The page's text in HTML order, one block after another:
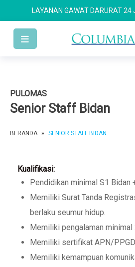
LAYANAN GAWAT DARURAT 24
PULOMAS
Senior Staff Bidan
BERANDA » SENIOR STAFF BIDAN
Kualifikasi:
Pendidikan minimal S1 Bidan
Memiliki Surat Tanda
berlaku seumur hidup.
Memiliki pengalaman minimal
Memiliki sertifikat APN/
Memiliki kemampuan